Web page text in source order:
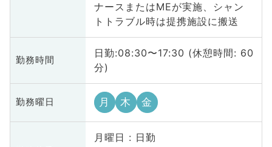
ナースまたはMEが実施、シャン
トトラブル時は提携施設に搬送
勤務時間
日勤:08:30〜17:30 (休憩時間: 60
分)
勤務曜日 月 木 金
月曜日 : 日勤